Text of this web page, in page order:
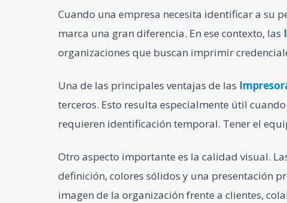
Cuando una empresa necesita identificar a su
marca una gran diferencia. En ese contexto, las
organizaciones que buscan imprimir
Una de las principales ventajas de las
terceros. Esto resulta especialmente útil
requieren identificación temporal. Tener el
Otro aspecto importante es la calidad visual.
definición, colores sólidos y una presentación
imagen de la organización frente a clientes,